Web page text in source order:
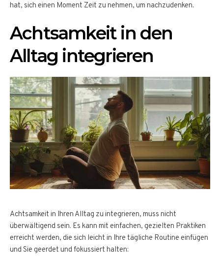
hat, sich einen Moment Zeit zu nehmen, um nachzudenken.
Achtsamkeit in den
Alltag integrieren
Achtsamkeit in Ihren Alltag zu integrieren, muss nicht
überwältigend sein. Es kann mit einfachen, gezielten Praktiken
erreicht werden, die sich leicht in Ihre tägliche Routine einfügen
und Sie geerdet und fokussiert halten: